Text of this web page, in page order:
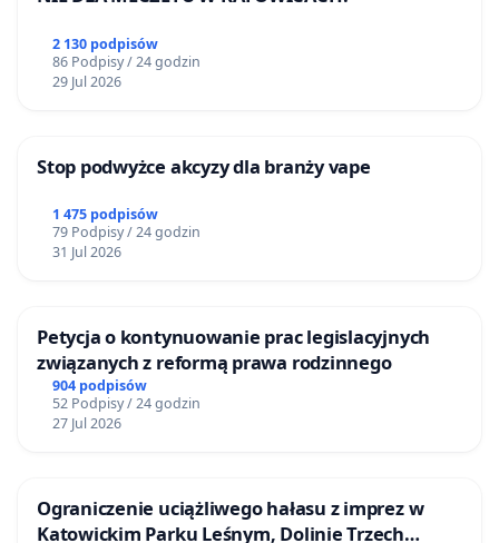
2 130 podpisów
86 Podpisy / 24 godzin
29 Jul 2026
Stop podwyżce akcyzy dla branży vape
1 475 podpisów
79 Podpisy / 24 godzin
31 Jul 2026
Petycja o kontynuowanie prac legislacyjnych
związanych z reformą prawa rodzinnego
904 podpisów
52 Podpisy / 24 godzin
27 Jul 2026
Ograniczenie uciążliwego hałasu z imprez w
Katowickim Parku Leśnym, Dolinie Trzech